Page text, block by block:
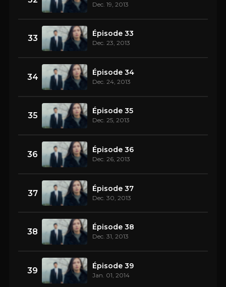
Dec. 19, 2013
33 Épisode 33
Dec. 23, 2013
34 Épisode 34
Dec. 24, 2013
35 Épisode 35
Dec. 25, 2013
36 Épisode 36
Dec. 26, 2013
37 Épisode 37
Dec. 30, 2013
38 Épisode 38
Dec. 31, 2013
39 Épisode 39
Jan. 01, 2014